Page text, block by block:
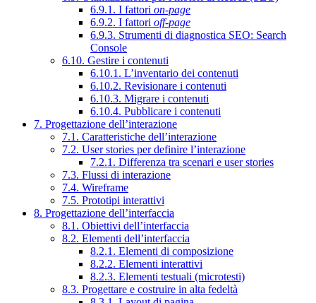
6.9.1. I fattori on-page
6.9.2. I fattori off-page
6.9.3. Strumenti di diagnostica SEO: Search
Console
6.10. Gestire i contenuti
6.10.1. L’inventario dei contenuti
6.10.2. Revisionare i contenuti
6.10.3. Migrare i contenuti
6.10.4. Pubblicare i contenuti
7. Progettazione dell’interazione
7.1. Caratteristiche dell’interazione
7.2. User stories per definire l’interazione
7.2.1. Differenza tra scenari e user stories
7.3. Flussi di interazione
7.4. Wireframe
7.5. Prototipi interattivi
8. Progettazione dell’interfaccia
8.1. Obiettivi dell’interfaccia
8.2. Elementi dell’interfaccia
8.2.1. Elementi di composizione
8.2.2. Elementi interattivi
8.2.3. Elementi testuali (microtesti)
8.3. Progettare e costruire in alta fedeltà